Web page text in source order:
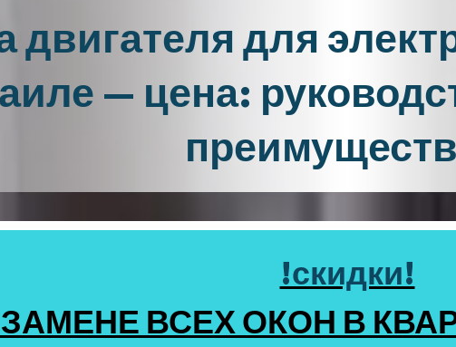
двигателя для
— цена:
!скидки!
ВСЕХ ОКОН В